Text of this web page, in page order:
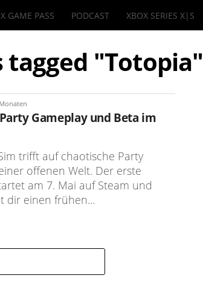
GAME PASS PODCAST XBOX SERIES X|S
tagged "Totopia"
Gameplay und Beta im
trifft auf chaotische Party
offenen Welt. Der erste
am 7. Mai auf Steam und
dir einen frühen...